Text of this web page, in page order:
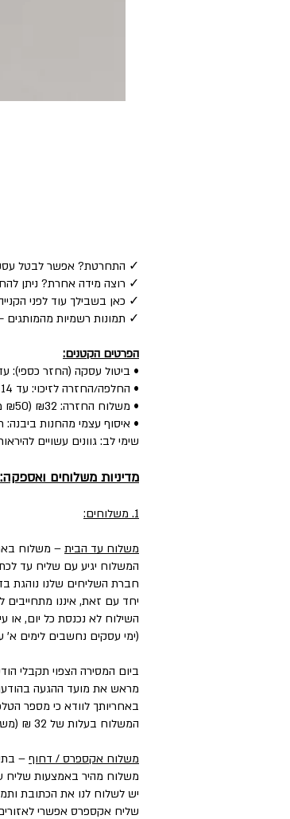
✓ התחרטת? אפשר לבטל עסקה
✓ רוצה מידה אחרת? ניתן להחליף
✓ כאן בשבילך עוד לפני
✓ תמונות רשמיות מהמותגים
הפרטים הקטנים:
• ביטול עסקה (החזר כספי): עד יומיים,
• החלפה/החזרה לזיכוי: עד 14 יום (פריטי SALE: עד יומיים) — הפריט חדש, עם התווית, ללא שימוש.
• משלוח החזרה: ₪32 (₪50 מאזור אילת) · החלפה: ₪60 (כולל איסוף + משלוח חדש).
• איסוף עצמי מהחנות ביבנה:
שימי לב: גוונים עשויים
מדיניות משלוחים ואספקה:
1. משלוחים:
משלוח עד הבית – משלוח
המשלוח יגיע עם שליח עד
חברת השליחים שלנו נוהגת בדרך כלל לספק את המשלוחים
יחד עם זאת, איננו
השילוח לא נכנסת כל יום,
(ימי עסקים נחשבים לימים א'
ביום המסירה הצפוי תקבלי
מראש את מועד ההגעה
באחריותך לוודא כי מספר
המשלוח בעלות של 32 ₪ (משלוח לאילת והסביבה בעלות של ₪50).
משלוח אקספרס / דחוף –
משלוח מהיר באמצעות שליח
יש לשלוח לנו את הכתובת
שליח אקספרס אפשרי לאזורים מסוימים בארץ, במחיר